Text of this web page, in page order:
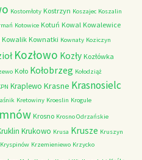
Kostomłoty Kostrzyn Koszajec Koszalin
Kotowice Kotuń Kowal Kowalewice
Kowalik Kownatki Kownaty Koziczyn
Kozłowo Kozły Kozłówka
Koło Kołobrzeg Kołodziąż
Kraplewo Krasne Krasnosielc
Kretowiny Kroeslin Krogule
Krosno Krosno Odrzańskie
Krukowo Krusa Krusze Kruszyn
Kryspinów Krzemieniewo Krzycko